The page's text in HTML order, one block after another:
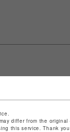
differ from the
this service. Thank